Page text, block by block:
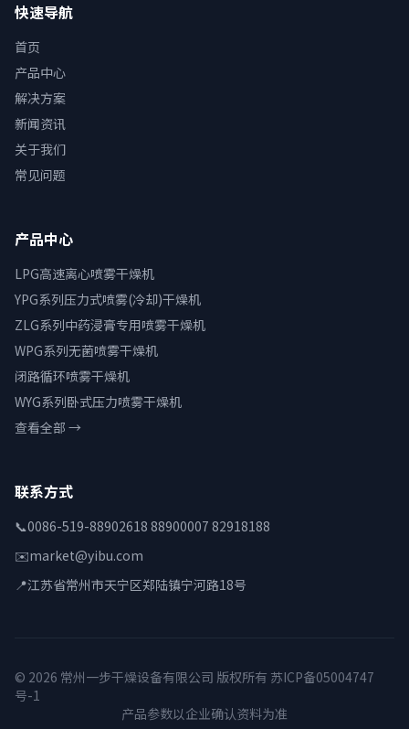
快速导航
首页
产品中心
解决方案
新闻资讯
关于我们
常见问题
产品中心
LPG高速离心喷雾干燥机
YPG系列压力式喷雾(冷却)干燥机
ZLG系列中药浸膏专用喷雾干燥机
WPG系列无菌喷雾干燥机
闭路循环喷雾干燥机
WYG系列卧式压力喷雾干燥机
查看全部 →
联系方式
📞0086-519-88902618 88900007 82918188
✉️market@yibu.com
📍江苏省常州市天宁区郑陆镇宁河路18号
© 2026 常州一步干燥设备有限公司 版权所有 苏ICP备05004747
号-1
产品参数以企业确认资料为准